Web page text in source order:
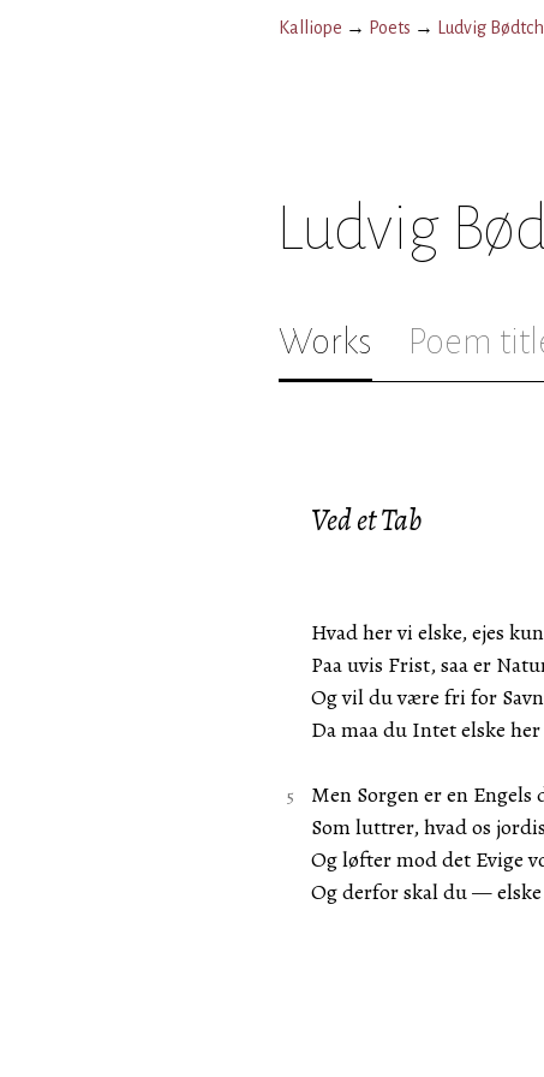
Kalliope → Poets → Ludvig
Ludvig
Works Poem
Ved et Tab
Hvad her vi elske, ejes
Paa uvis Frist, saa er
Og vil du være fri for
Da maa du Intet elske her
Men Sorgen er en
Som luttrer, hvad os
Og løfter mod det Evige
Og derfor skal du — elske